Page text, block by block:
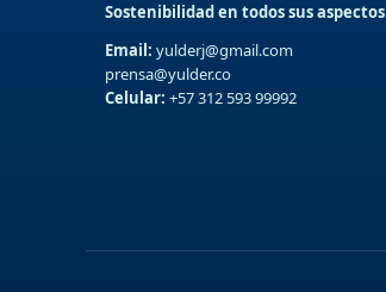
Sostenibilidad en todos sus aspectos
Email: yulderj@gmail.com
prensa@yulder.co
Celular: +57 312 593 99992